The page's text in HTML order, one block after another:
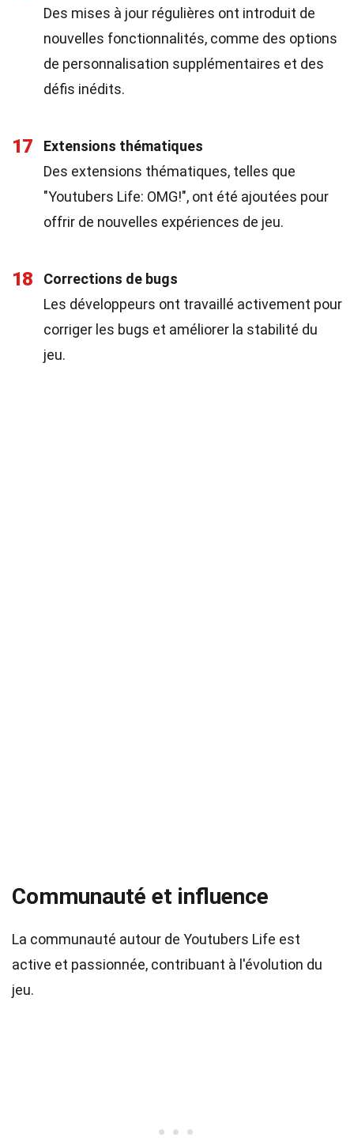
Des mises à jour régulières ont introduit de
nouvelles fonctionnalités, comme des options
de personnalisation supplémentaires et des
défis inédits.
17
Extensions thématiques
Des extensions thématiques, telles que
"Youtubers Life: OMG!", ont été ajoutées pour
offrir de nouvelles expériences de jeu.
18
Corrections de bugs
Les développeurs ont travaillé activement pour
corriger les bugs et améliorer la stabilité du
jeu.
Communauté et influence
La communauté autour de Youtubers Life est
active et passionnée, contribuant à l'évolution du
jeu.